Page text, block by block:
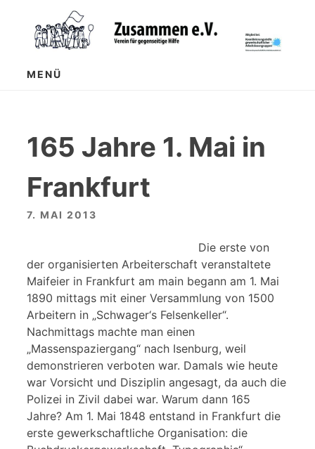
springen
MENÜ
165 Jahre 1. Mai in
Frankfurt
7. MAI 2013
Die erste von
der organisierten Arbeiterschaft veranstaltete
Maifeier in Frankfurt am main begann am 1. Mai
1890 mittags mit einer Versammlung von 1500
Arbeitern in „Schwager‘s Felsenkeller“.
Nachmittags machte man einen
„Massenspaziergang“ nach Isenburg, weil
demonstrieren verboten war. Damals wie heute
war Vorsicht und Disziplin angesagt, da auch die
Polizei in Zivil dabei war. Warum dann 165
Jahre? Am 1. Mai 1848 entstand in Frankfurt die
erste gewerkschaftliche Organisation: die